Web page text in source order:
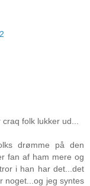
folk lukker ud...
drømme på den
fan af ham mere og
i han har det...det
noget...og jeg syntes